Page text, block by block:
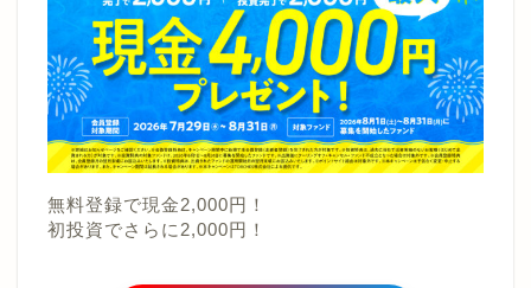
無料登録で現金2,000円！
初投資でさらに2,000円！